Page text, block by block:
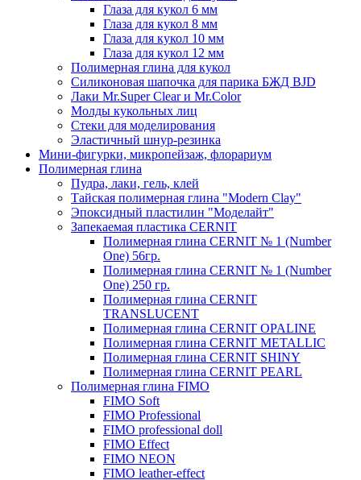
Глаза для кукол 6 мм
Глаза для кукол 8 мм
Глаза для кукол 10 мм
Глаза для кукол 12 мм
Полимерная глина для кукол
Силиконовая шапочка для парика БЖД BJD
Лаки Mr.Super Clear и Mr.Color
Молды кукольных лиц
Стеки для моделирования
Эластичный шнур-резинка
Мини-фигурки, микропейзаж, флорариум
Полимерная глина
Пудра, лаки, гель, клей
Тайская полимерная глина "Modern Clay"
Эпоксидный пластилин "Моделайт"
Запекаемая пластика CERNIT
Полимерная глина CERNIT № 1 (Number
One) 56гр.
Полимерная глина CERNIT № 1 (Number
One) 250 гр.
Полимерная глина CERNIT
TRANSLUCENT
Полимерная глина CERNIT OPALINE
Полимерная глина CERNIT METALLIC
Полимерная глина CERNIT SHINY
Полимерная глина CERNIT PEARL
Полимерная глина FIMO
FIMO Soft
FIMO Professional
FIMO professional doll
FIMO Effect
FIMO NEON
FIMO leather-effect